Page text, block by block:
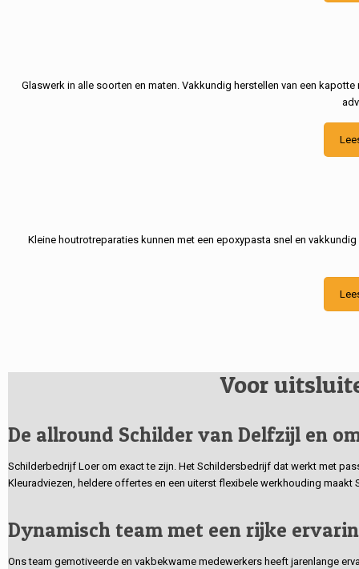
Glaswerk in alle soorten en maten. Vakkundig herstellen van een
Kleine houtrotreparaties kunnen met een epoxypasta snel en
Voor
De allround Schilder van Delfzijl en
Schilderbedrijf Loer om exact te zijn. Het Schildersbedrijf dat werkt met
Kleuradviezen, heldere offertes en een uiterst flexibele werkhouding
Dynamisch team met een rijke
Ons team gemotiveerde en vakbekwame medewerkers heeft jarenlange